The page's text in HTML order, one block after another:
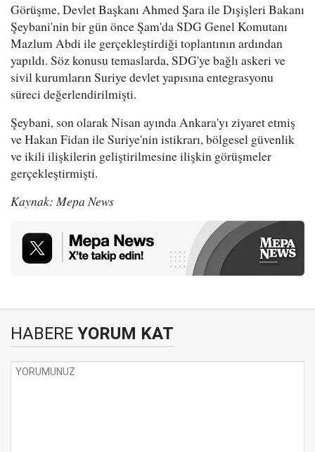
Görüşme, Devlet Başkanı Ahmed Şara ile Dışişleri Bakanı
Şeybani'nin bir gün önce Şam'da SDG Genel Komutanı
Mazlum Abdi ile gerçekleştirdiği toplantının ardından
yapıldı. Söz konusu temaslarda, SDG'ye bağlı askeri ve
sivil kurumların Suriye devlet yapısına entegrasyonu
süreci değerlendirilmişti.
Şeybani, son olarak Nisan ayında Ankara'yı ziyaret etmiş
ve Hakan Fidan ile Suriye'nin istikrarı, bölgesel güvenlik
ve ikili ilişkilerin geliştirilmesine ilişkin görüşmeler
gerçekleştirmişti.
Kaynak: Mepa News
HABERE YORUM KAT